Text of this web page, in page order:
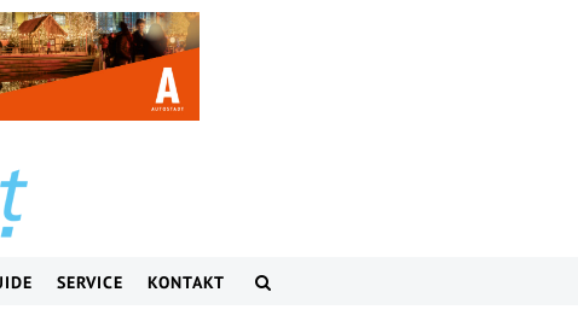
SERVICE KONTAKT